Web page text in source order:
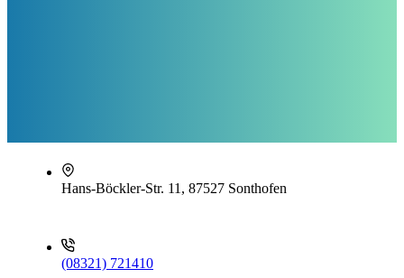
Hans-Böckler-Str. 11, 87527 Sonthofen
(08321) 721410